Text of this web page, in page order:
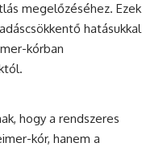
megelőzéséhez. Ezek
hatásukkal
kórban
hogy a rendszeres
kór, hanem a